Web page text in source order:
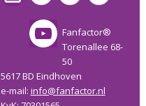
Fanfactor®
Torenallee 68-
50
5617 BD Eindhoven
e-mail: info@fanfactor.nl